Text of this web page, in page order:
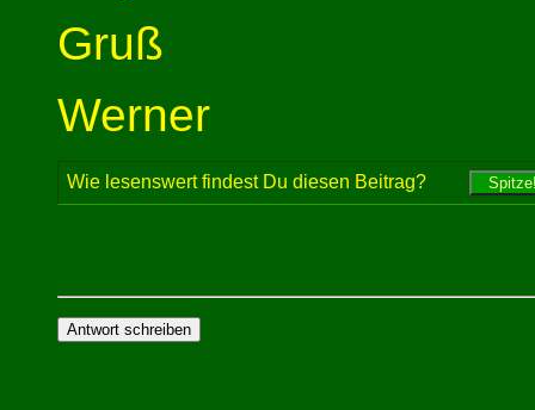
Gruß
Werner
Wie lesenswert findest Du diesen Beitrag?